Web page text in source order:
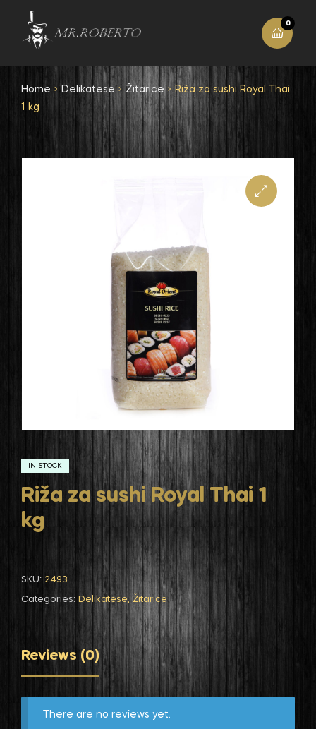
0
Home Delikatese Žitarice
Riža za sushi Royal Thai
1 kg
IN STOCK
Riža za sushi Royal Thai 1
kg
SKU: 2493
Categories: Delikatese, Žitarice
Reviews (0)
There are no reviews yet.